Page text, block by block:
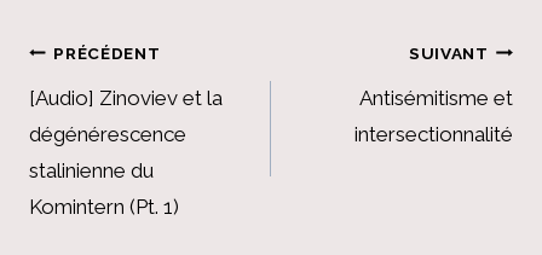
Navigation
de
l’article
PRÉCÉDENT
[Audio] Zinoviev et la
dégénérescence
stalinienne du
Komintern (Pt. 1)
SUIVANT
Antisémitisme et
intersectionnalité